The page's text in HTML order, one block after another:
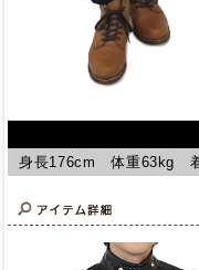
身長176cm 体重63kg 着